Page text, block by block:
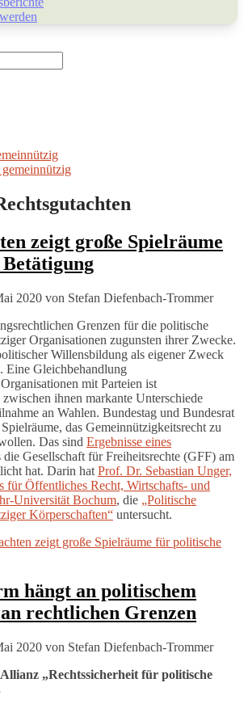
zeigt große Spielräume
2020 von Stefan Diefenbach-Trommer
Grenzen für die politische
Organisationen zugunsten ihrer Zwecke.
Willensbildung als eigener Zweck
Eine Gleichbehandlung
mit Parteien ist
ihnen markante Unterschiede
an Wahlen. Bundestag und Bundesrat
das Gemeinnützigkeitsrecht zu
Das sind Ergebnisse eines
die Gesellschaft für Freiheitsrechte (GFF) am
hat. Darin hat Prof. Dr. Sebastian Unger,
für Öffentliches Recht, Wirtschafts- und
Universität Bochum, die „Politische
Körperschaften“ untersucht.
zeigt große Spielräume für politische
hängt an politischem
rechtlichen Grenzen
2020 von Stefan Diefenbach-Trommer
„Rechtssicherheit für politische